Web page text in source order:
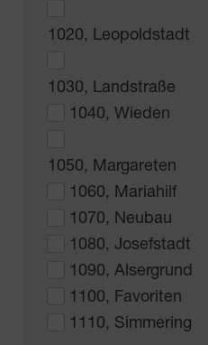
1020, Leopoldstadt
1030, Landstraße
1040, Wieden
1050, Margareten
1060, Mariahilf
1070, Neubau
1080, Josefstadt
1090, Alsergrund
1100, Favoriten
1110, Simmering